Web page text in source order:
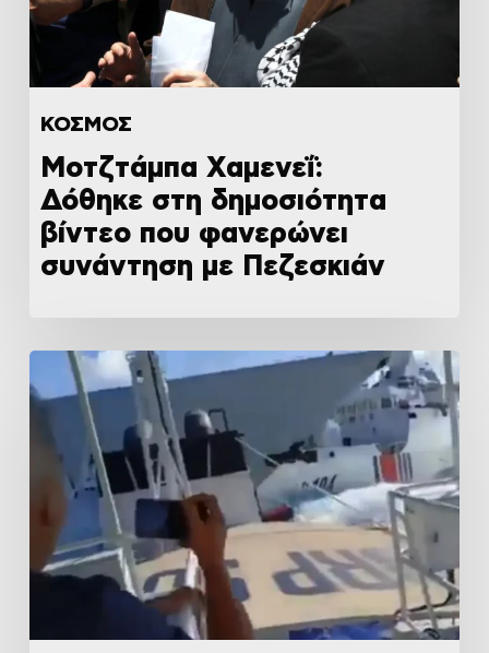
ΚΟΣΜΟΣ
Μοτζτάμπα Χαμενεΐ:
Δόθηκε στη δημοσιότητα
βίντεο που φανερώνει
συνάντηση με Πεζεσκιάν